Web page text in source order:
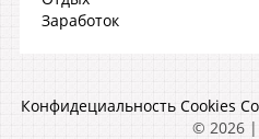
Заработок
Конфидециальность Cookies
© 2026|